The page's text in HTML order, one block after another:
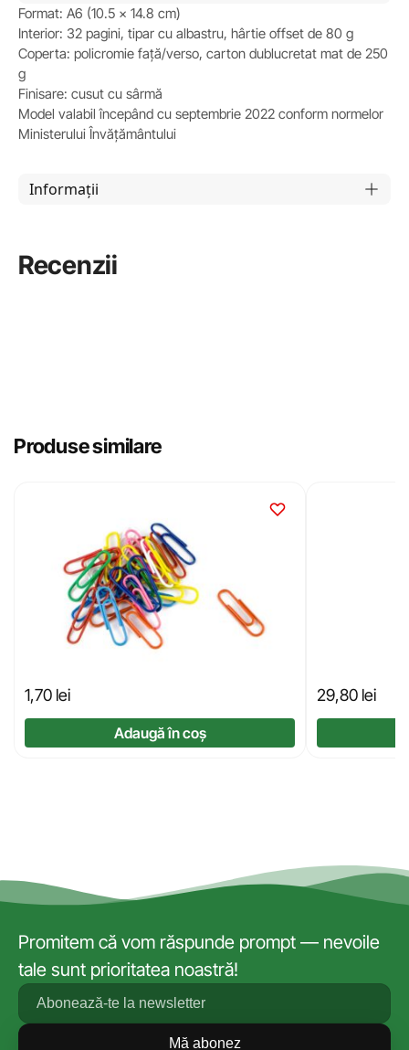
Format: A6 (10.5 x 14.8 cm)
Interior: 32 pagini, tipar cu albastru, hârtie offset de 80 g
Coperta: policromie față/verso, carton dublucretat mat de 250
g
Finisare: cusut cu sârmă
Model valabil începând cu septembrie 2022 conform normelor
Ministerului Învățământului
Informații
Recenzii
Produse similare
1,70 lei
Adaugă în coș
29,80 lei
Promitem că vom răspunde prompt — nevoile
tale sunt prioritatea noastră!
Mă abonez